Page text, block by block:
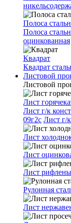
Полоса
Полоса
оцинкованная
Квадрат
Квадрат
Листовой
Листовой
Лист
Лист г/к
09г2с Лист г/
Лист
Лист
Лист
Рулонная
Лист